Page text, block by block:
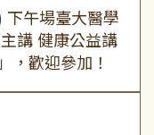
下午場臺大醫學
講 健康公益講
，歡迎參加！